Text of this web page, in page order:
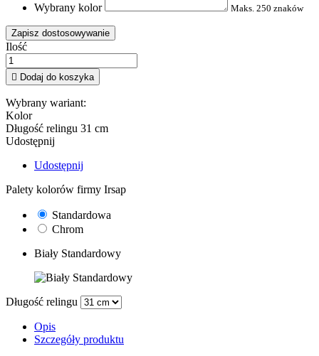
Wybrany kolor Maks. 250 znaków
Zapisz dostosowywanie
Ilość
 Dodaj do koszyka
Wybrany wariant:
Kolor
Długość relingu 31 cm
Udostępnij
Udostępnij
Palety kolorów firmy Irsap
Standardowa
Chrom
Biały Standardowy
Długość relingu
Opis
Szczegóły produktu